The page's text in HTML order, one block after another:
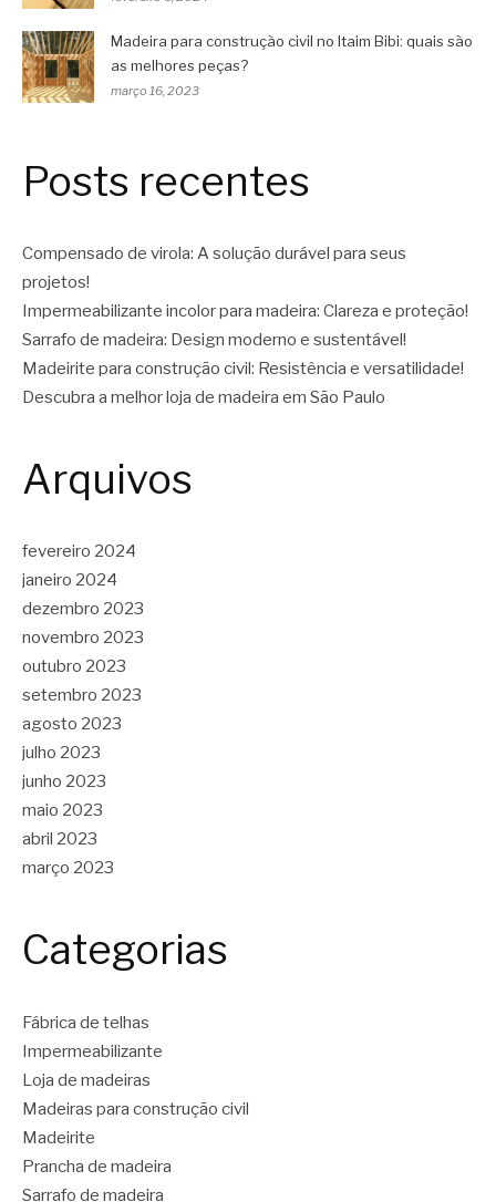
Madeira para construção civil no Itaim Bibi: quais são
as melhores peças?
março 16, 2023
Posts recentes
Compensado de virola: A solução durável para seus
projetos!
Impermeabilizante incolor para madeira: Clareza e proteção!
Sarrafo de madeira: Design moderno e sustentável!
Madeirite para construção civil: Resistência e versatilidade!
Descubra a melhor loja de madeira em São Paulo
Arquivos
fevereiro 2024
janeiro 2024
dezembro 2023
novembro 2023
outubro 2023
setembro 2023
agosto 2023
julho 2023
junho 2023
maio 2023
abril 2023
março 2023
Categorias
Fábrica de telhas
Impermeabilizante
Loja de madeiras
Madeiras para construção civil
Madeirite
Prancha de madeira
Sarrafo de madeira